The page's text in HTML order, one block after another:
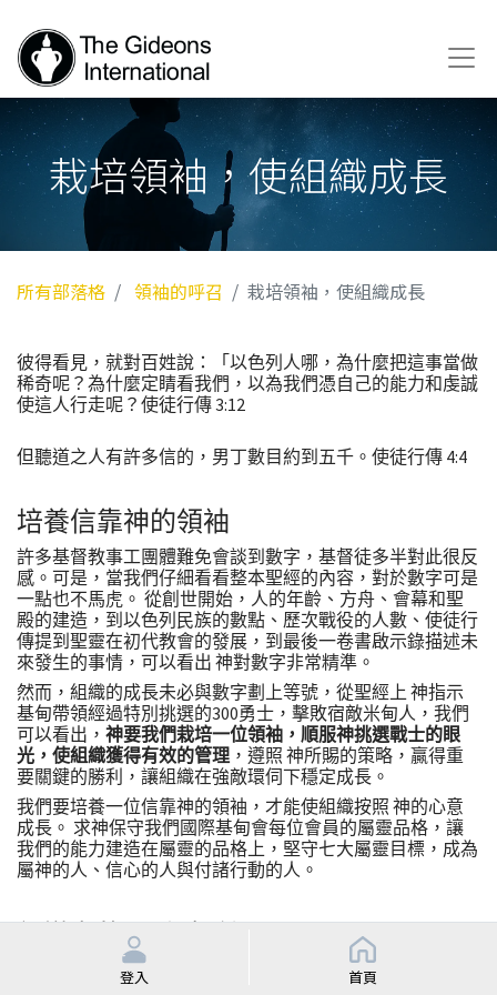
栽培領袖，使組織成長
所有部落格 領袖的呼召 栽培領袖，使組織成長
彼得看見，就對百姓說：「以色列人哪，為什麼把這事當做
稀奇呢？為什麼定睛看我們，以為我們憑自己的能力和虔誠
使這人行走呢？使徒行傳 3:12
但聽道之人有許多信的，男丁數目約到五千。使徒行傳 4:4
培養信靠神的領袖
許多基督教事工團體難免會談到數字，基督徒多半對此很反
感。可是，當我們仔細看看整本聖經的內容，對於數字可是
一點也不馬虎。 從創世開始，人的年齡、方舟、會幕和聖
殿的建造，到以色列民族的數點、歷次戰役的人數、使徒行
傳提到聖靈在初代教會的發展，到最後一卷書啟示錄描述未
來發生的事情，可以看出 神對數字非常精準。
然而，組織的成長未必與數字劃上等號，從聖經上 神指示
基甸帶領經過特別挑選的300勇士，擊敗宿敵米甸人，我們
可以看出， 神要我們栽培一位領袖，順服神挑選戰士的眼
光，使組織獲得有效的管理 ，遵照 神所賜的策略，贏得重
要關鍵的勝利，讓組織在強敵環伺下穩定成長。
我們要培養一位信靠神的領袖，才能使組織按照 神的心意
成長。 求神保守我們國際基甸會每位會員的屬靈品格，讓
我們的能力建造在屬靈的品格上，堅守七大屬靈目標，成為
屬神的人、信心的人與付諸行動的人。
領導力的365個操練
Leadership Promises for Every
約翰 麥斯威爾 John C. Maxwell
登入 首頁